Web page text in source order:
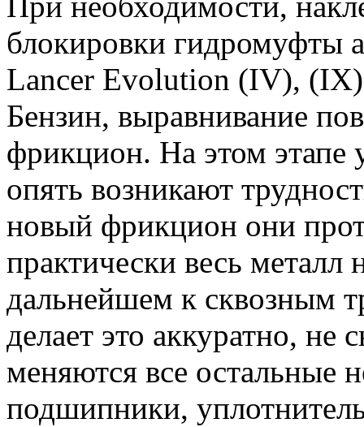
блокировки
Lancer Evolution (IV),
Бензин, выравнивание
фрикцион. На этом этапе
опять возникают
новый фрикцион они
практически весь металл
дальнейшем к сквозным
делает это аккуратно, не
меняются все остальные
подшипники,